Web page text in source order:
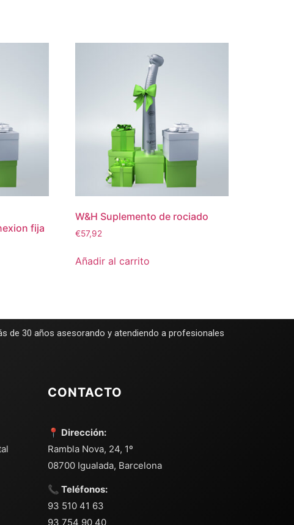
fija
W&H Suplemento de rociado
€57,92
Añadir al carrito
de 30 años asesorando y atendiendo a profesionales
CONTACTO
📍 Dirección:
Rambla Nova, 24, 1º
08700 Igualada, Barcelona
📞 Teléfonos:
93 510 41 63
93 754 90 40